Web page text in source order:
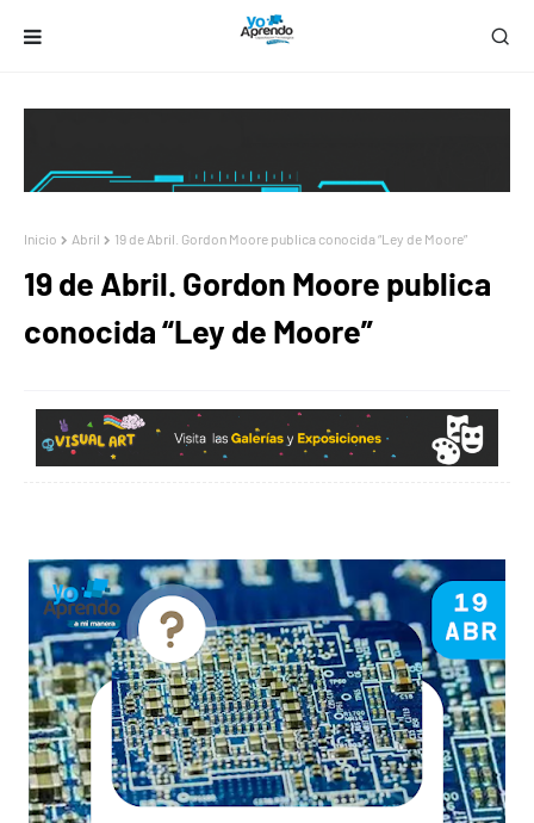
Inicio Abril 19 de Abril. Gordon Moore publica conocida “Ley de Moore”
19 de Abril. Gordon Moore publica
conocida “Ley de Moore”